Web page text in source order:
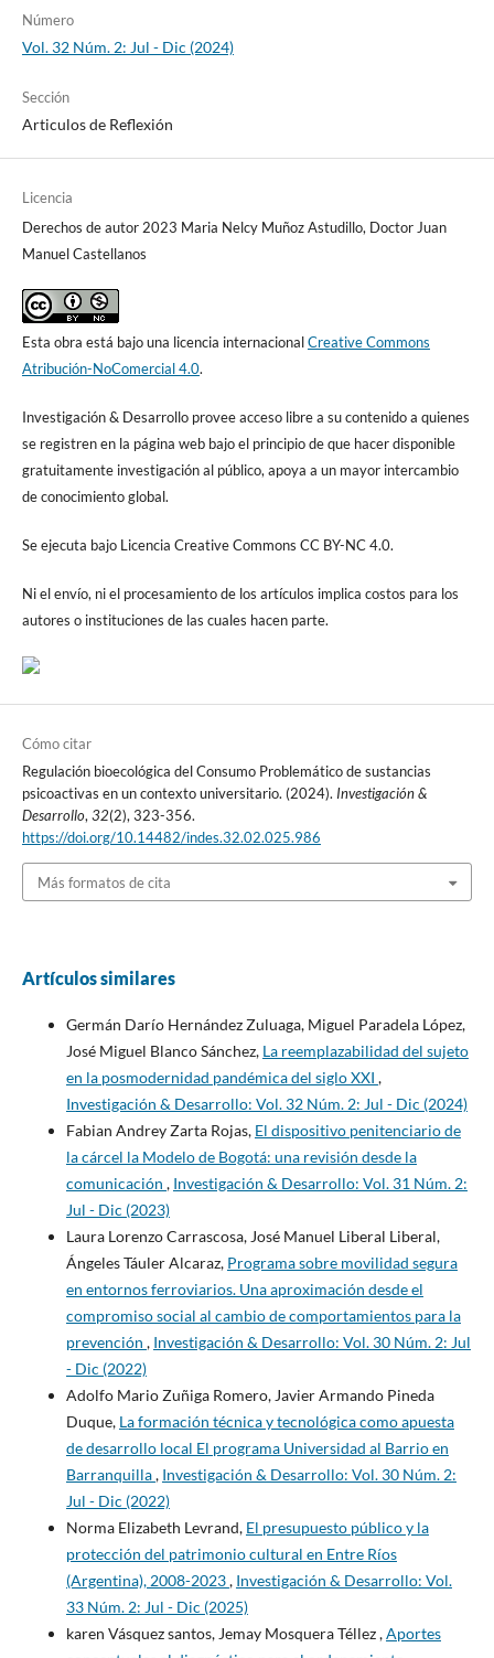
Número
Vol. 32 Núm. 2: Jul - Dic (2024)
Sección
Articulos de Reflexión
Licencia
Derechos de autor 2023 Maria Nelcy Muñoz Astudillo, Doctor Juan
Manuel Castellanos
Esta obra está bajo una licencia internacionalCreative Commons
Atribución-NoComercial 4.0.
Investigación & Desarrollo provee acceso libre a su contenido a quienes
se registren en la página web bajo el principio de que hacer disponible
gratuitamente investigación al público, apoya a un mayor intercambio
de conocimiento global.
Se ejecuta bajo Licencia Creative Commons CC BY-NC 4.0.
Ni el envío, ni el procesamiento de los artículos implica costos para los
autores o instituciones de las cuales hacen parte.
Cómo citar
Regulación bioecológica del Consumo Problemático de sustancias
psicoactivas en un contexto universitario. (2024). Investigación &
Desarrollo,32(2), 323-356.
https://doi.org/10.14482/indes.32.02.025.986
Más formatos de cita
Artículos similares
Germán Darío Hernández Zuluaga, Miguel Paradela López,
José Miguel Blanco Sánchez, La reemplazabilidad del sujeto
en la posmodernidad pandémica del siglo XXI ,
Investigación & Desarrollo: Vol. 32 Núm. 2: Jul - Dic (2024)
Fabian Andrey Zarta Rojas, El dispositivo penitenciario de
la cárcel la Modelo de Bogotá: una revisión desde la
comunicación , Investigación & Desarrollo: Vol. 31 Núm. 2:
Jul - Dic (2023)
Laura Lorenzo Carrascosa, José Manuel Liberal Liberal,
Ángeles Táuler Alcaraz, Programa sobre movilidad segura
en entornos ferroviarios. Una aproximación desde el
compromiso social al cambio de comportamientos para la
prevención , Investigación & Desarrollo: Vol. 30 Núm. 2: Jul
- Dic (2022)
Adolfo Mario Zuñiga Romero, Javier Armando Pineda
Duque, La formación técnica y tecnológica como apuesta
de desarrollo local El programa Universidad al Barrio en
Barranquilla, Investigación & Desarrollo: Vol. 30 Núm. 2:
Jul - Dic (2022)
Norma Elizabeth Levrand, El presupuesto público y la
protección del patrimonio cultural en Entre Ríos
(Argentina), 2008-2023, Investigación & Desarrollo: Vol.
33 Núm. 2: Jul - Dic (2025)
karen Vásquez santos, Jemay Mosquera Téllez ,Aportes